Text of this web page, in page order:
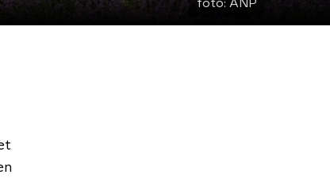
foto: ANP